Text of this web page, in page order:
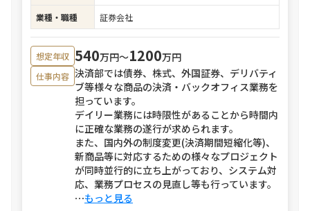
業種・職種
証券会社
想定年収 540万円〜1200万円
仕事内容 決済部では債券、株式、外国証券、デリバティ
ブ等様々な商品の決済・バックオフィス業務を
担っています。
デイリー業務には時限性があることから時間内
に正確な業務の遂行が求められます。
また、国内外の制度変更(決済期間短縮化等)、
新商品等に対応するための様々なプロジェクト
が同時並行的に立ち上がっており、システム対
応、業務プロセスの見直し等も行っています。
⋯もっと見る